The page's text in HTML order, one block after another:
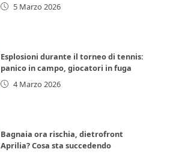
5 Marzo 2026
Esplosioni durante il torneo di tennis:
panico in campo, giocatori in fuga
4 Marzo 2026
Bagnaia ora rischia, dietrofront
Aprilia? Cosa sta succedendo